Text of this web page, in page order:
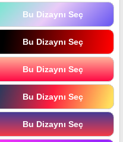
Bu Dizaynı Seç
Bu Dizaynı Seç
Bu Dizaynı Seç
Bu Dizaynı Seç
Bu Dizaynı Seç